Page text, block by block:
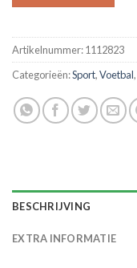
Artikelnummer:1112823
Categorieën:Sport,Voetbal,
BESCHRIJVING
EXTRA INFORMATIE